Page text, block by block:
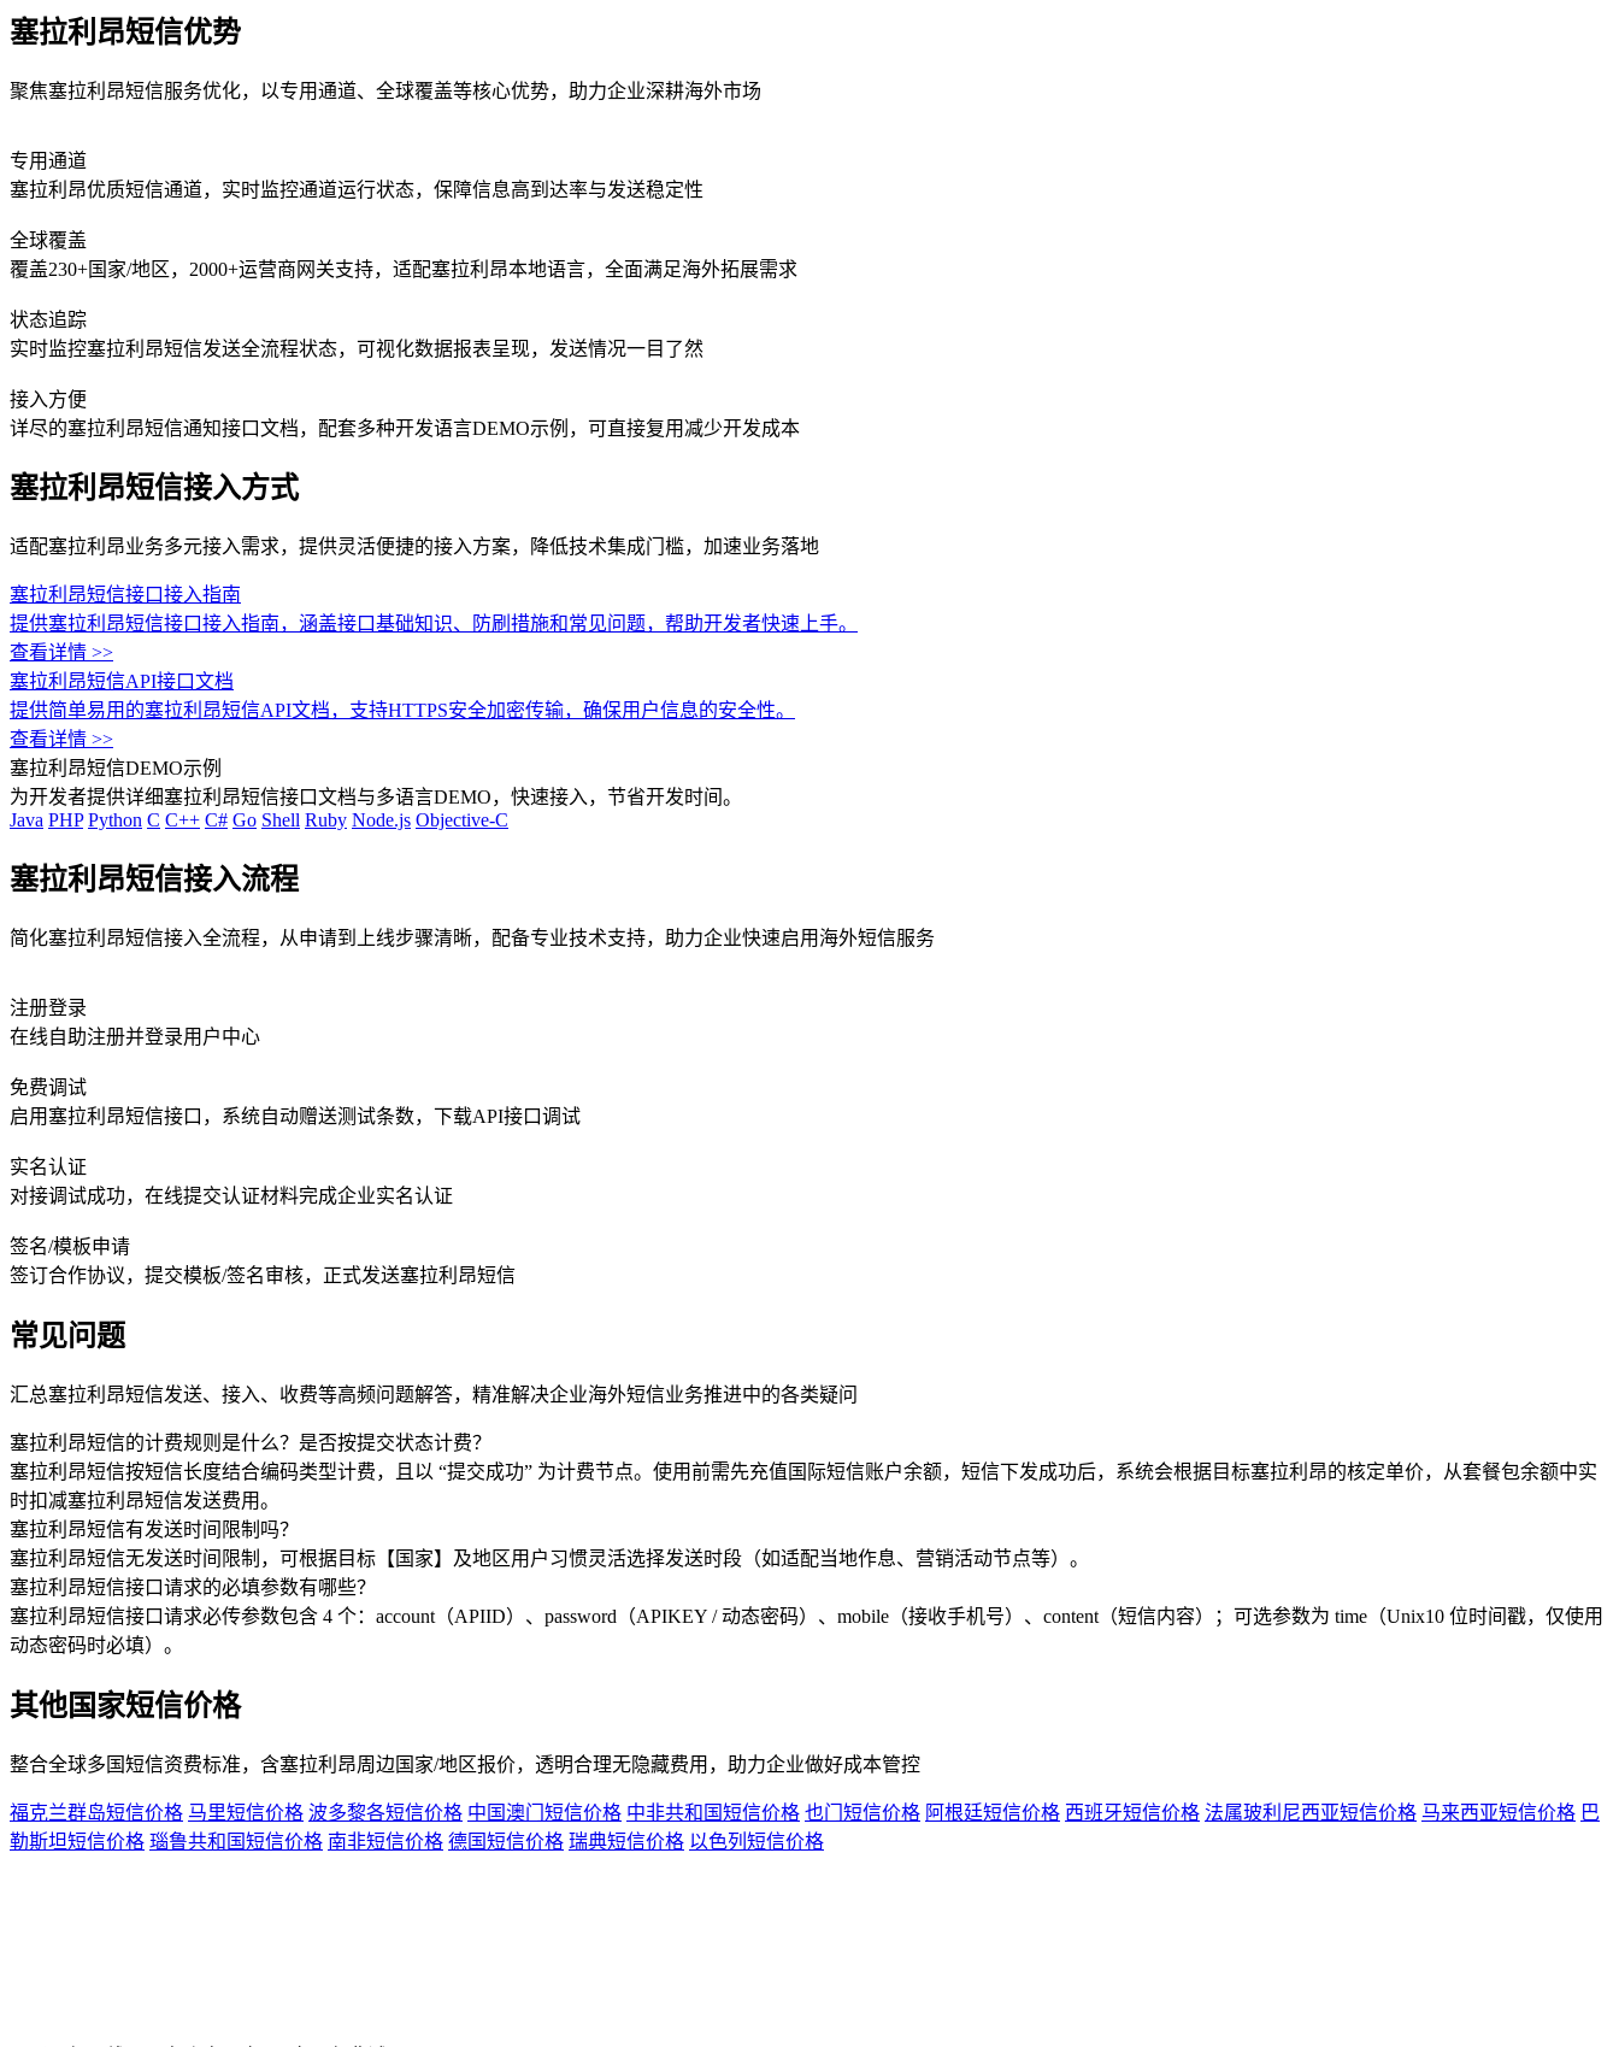
塞拉利昂短信优势
聚焦塞拉利昂短信服务优化，以专用通道、全球覆盖等核心优势，助力企业深耕海外市场
专用通道
塞拉利昂优质短信通道，实时监控通道运行状态，保障信息高到达率与发送稳定性
全球覆盖
覆盖230+国家/地区，2000+运营商网关支持，适配塞拉利昂本地语言，全面满足海外拓展需求
状态追踪
实时监控塞拉利昂短信发送全流程状态，可视化数据报表呈现，发送情况一目了然
接入方便
详尽的塞拉利昂短信通知接口文档，配套多种开发语言DEMO示例，可直接复用减少开发成本
塞拉利昂短信接入方式
适配塞拉利昂业务多元接入需求，提供灵活便捷的接入方案，降低技术集成门槛，加速业务落地
塞拉利昂短信接口接入指南
提供塞拉利昂短信接口接入指南，涵盖接口基础知识、防刷措施和常见问题，帮助开发者快速上手。
查看详情 >>
塞拉利昂短信API接口文档
提供简单易用的塞拉利昂短信API文档，支持HTTPS安全加密传输，确保用户信息的安全性。
查看详情 >>
塞拉利昂短信DEMO示例
为开发者提供详细塞拉利昂短信接口文档与多语言DEMO，快速接入，节省开发时间。
Java PHP Python C C++ C# Go Shell Ruby Node.js Objective-C
塞拉利昂短信接入流程
简化塞拉利昂短信接入全流程，从申请到上线步骤清晰，配备专业技术支持，助力企业快速启用海外短信服务
注册登录
在线自助注册并登录用户中心
免费调试
启用塞拉利昂短信接口，系统自动赠送测试条数，下载API接口调试
实名认证
对接调试成功，在线提交认证材料完成企业实名认证
签名/模板申请
签订合作协议，提交模板/签名审核，正式发送塞拉利昂短信
常见问题
汇总塞拉利昂短信发送、接入、收费等高频问题解答，精准解决企业海外短信业务推进中的各类疑问
塞拉利昂短信的计费规则是什么？是否按提交状态计费？
塞拉利昂短信按短信长度结合编码类型计费，且以 “提交成功” 为计费节点。使用前需先充值国际短信账户余额，短信下发成功后，系统会根据目标塞拉利昂的核定单价，从套餐包余额中实
时扣减塞拉利昂短信发送费用。
塞拉利昂短信有发送时间限制吗？
塞拉利昂短信无发送时间限制，可根据目标【国家】及地区用户习惯灵活选择发送时段（如适配当地作息、营销活动节点等）。
塞拉利昂短信接口请求的必填参数有哪些？
塞拉利昂短信接口请求必传参数包含 4 个：account（APIID）、password（APIKEY / 动态密码）、mobile（接收手机号）、content（短信内容）；可选参数为 time（Unix10 位时间戳，仅使用
动态密码时必填）。
其他国家短信价格
整合全球多国短信资费标准，含塞拉利昂周边国家/地区报价，透明合理无隐藏费用，助力企业做好成本管控
福克兰群岛短信价格 马里短信价格 波多黎各短信价格 中国澳门短信价格 中非共和国短信价格 也门短信价格 阿根廷短信价格 西班牙短信价格 法属玻利尼西亚短信价格 马来西亚短信价格 巴
勒斯坦短信价格 瑙鲁共和国短信价格 南非短信价格 德国短信价格 瑞典短信价格 以色列短信价格